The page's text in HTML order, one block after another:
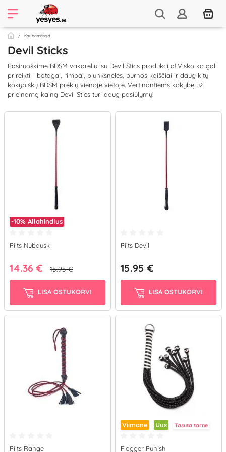
Kaubamärgid
Devil Sticks
Pasiruoškime BDSM vakarėliui su Devil Stics produkcija! Visko ko gali
prireikti - botagai, rimbai, plunksnelės, burnos kaiščiai ir daug kitų
kokybiškų BDSM prekių vienoje vietoje. Vertinantiems kokybę už
prieinamą kainą Devil Stics turi daug pasiūlymų!
-10% Allahindlus
Piits Nubausk
14.36 € 15.95 €
LISA OSTUKORVI
Piits Devil
15.95 €
LISA OSTUKORVI
Piits Range
Viimane Uus Tasuta tarne
Flogger Punish